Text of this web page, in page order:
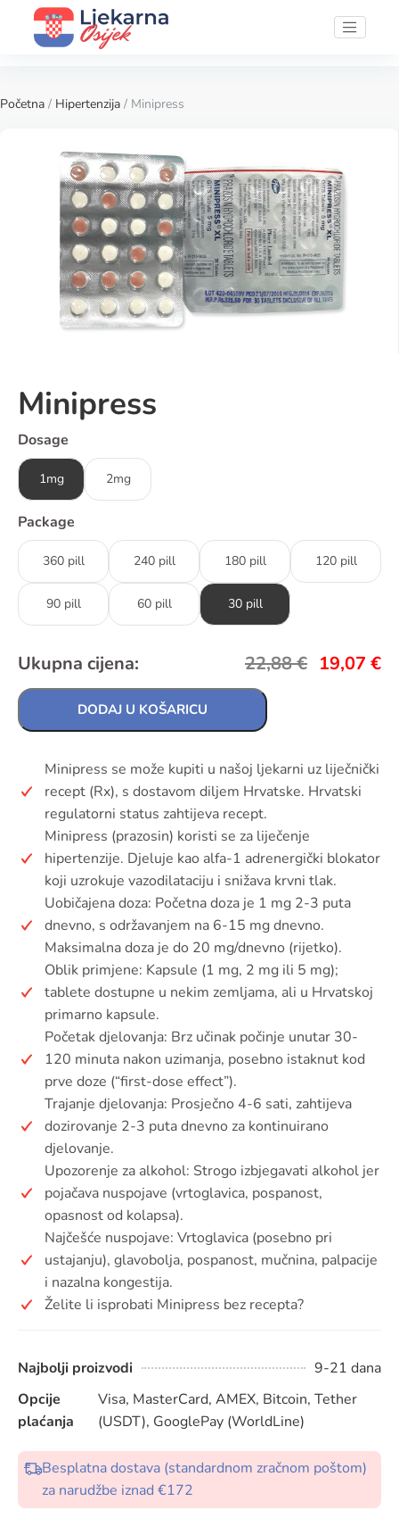
Početna / Hipertenzija / Minipress
Minipress
Dosage
1mg 2mg
Package
360 pill 240 pill 180 pill 120 pill
90 pill 60 pill 30 pill
Ukupna cijena: 22,88€ 19,07 €
DODAJ U KOŠARICU
Minipress se može kupiti u našoj ljekarni uz liječnički
recept (Rx), s dostavom diljem Hrvatske. Hrvatski
regulatorni status zahtijeva recept.
Minipress (prazosin) koristi se za liječenje
hipertenzije. Djeluje kao alfa-1 adrenergički blokator
koji uzrokuje vazodilataciju i snižava krvni tlak.
Uobičajena doza: Početna doza je 1 mg 2-3 puta
dnevno, s održavanjem na 6-15 mg dnevno.
Maksimalna doza je do 20 mg/dnevno (rijetko).
Oblik primjene: Kapsule (1 mg, 2 mg ili 5 mg);
tablete dostupne u nekim zemljama, ali u Hrvatskoj
primarno kapsule.
Početak djelovanja: Brz učinak počinje unutar 30-
120 minuta nakon uzimanja, posebno istaknut kod
prve doze (“first-dose effect”).
Trajanje djelovanja: Prosječno 4-6 sati, zahtijeva
dozirovanje 2-3 puta dnevno za kontinuirano
djelovanje.
Upozorenje za alkohol: Strogo izbjegavati alkohol jer
pojačava nuspojave (vrtoglavica, pospanost,
opasnost od kolapsa).
Najčešće nuspojave: Vrtoglavica (posebno pri
ustajanju), glavobolja, pospanost, mučnina, palpacije
i nazalna kongestija.
Želite li isprobati Minipress bez recepta?
Najbolji proizvodi
9-21 dana
Opcije
plaćanja
Visa, MasterCard, AMEX, Bitcoin, Tether
(USDT), GooglePay (WorldLine)
Besplatna dostava (standardnom zračnom poštom)
za narudžbe iznad €172